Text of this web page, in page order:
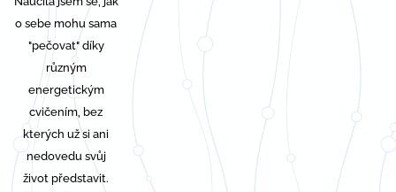
o sebe mohu sama
"pečovat" díky
různým
energetickým
cvičením, bez
kterých už si ani
nedovedu svůj
život představit.